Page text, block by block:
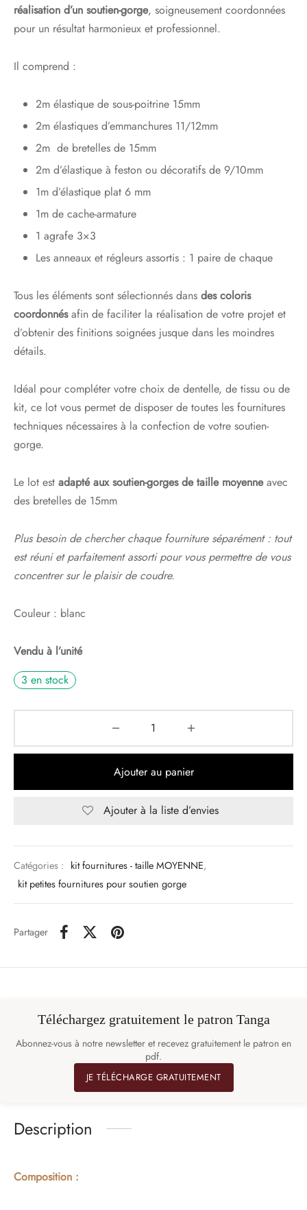
réalisation d’un soutien-gorge, soigneusement coordonnées
pour un résultat harmonieux et professionnel.
Il comprend :
2m élastique de sous-poitrine 15mm
2m élastiques d’emmanchures 11/12mm
2m de bretelles de 15mm
2m d’élastique à feston ou décoratifs de 9/10mm
1m d’élastique plat 6 mm
1m de cache-armature
1 agrafe 3×3
Les anneaux et régleurs assortis : 1 paire de chaque
Tous les éléments sont sélectionnés dans des coloris
coordonnésafin de faciliter la réalisation de votre projet et
d’obtenir des finitions soignées jusque dans les moindres
détails.
Idéal pour compléter votre choix de dentelle, de tissu ou de
kit, ce lot vous permet de disposer de toutes les fournitures
techniques nécessaires à la confection de votre soutien-
gorge.
Le lot est adapté aux soutien-gorges de taille moyenneavec
des bretelles de 15mm
Plus besoin de chercher chaque fourniture séparément : tout
est réuni et parfaitement assorti pour vous permettre de vous
concentrer sur le plaisir de coudre.
Couleur : blanc
Vendu à l’unité
3 en stock
Ajouter au panier
Ajouter à la liste d’envies
Catégories : kit fournitures - taille MOYENNE,
kit petites fournitures pour soutien gorge
Partager
Téléchargez gratuitement le patron Tanga
Abonnez-vous à notre newsletter et recevez gratuitement le patron en
pdf.
JE TÉLÉCHARGE GRATUITEMENT
Description
Composition :